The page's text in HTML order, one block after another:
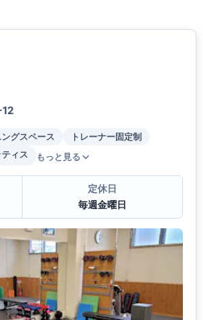
グスペース
トレーナー固定制
ィス もっと見る
定休日
毎週金曜日